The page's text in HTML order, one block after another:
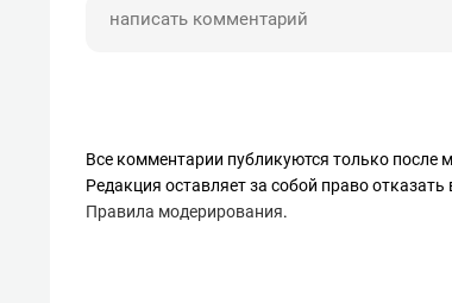
Все комментарии публикуются только после
Редакция оставляет за собой право
Правила модерирования.